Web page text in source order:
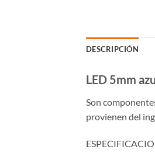
DESCRIPCIÓN
LED 5mm
Son
provienen del